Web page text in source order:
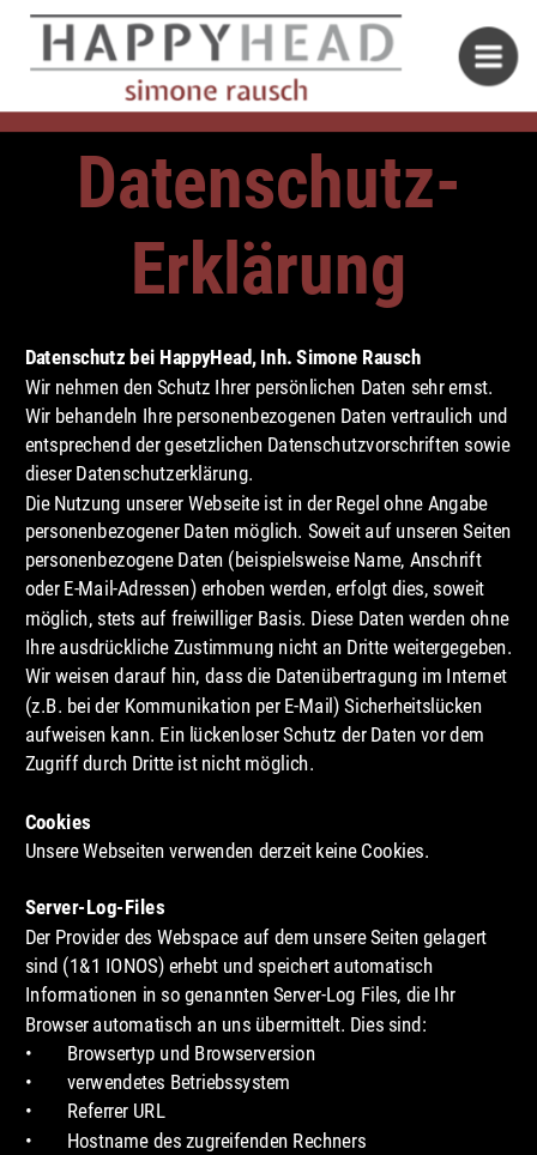
Datenschutz-
Erklärung
Datenschutz bei HappyHead, Inh. Simone Rausch
Wir nehmen den Schutz Ihrer persönlichen Daten sehr ernst.
Wir behandeln Ihre personenbezogenen Daten vertraulich und
entsprechend der gesetzlichen Datenschutzvorschriften sowie
dieser Datenschutzerklärung.
Die Nutzung unserer Webseite ist in der Regel ohne Angabe
personenbezogener Daten möglich. Soweit auf unseren Seiten
personenbezogene Daten (beispielsweise Name, Anschrift
oder E-Mail-Adressen) erhoben werden, erfolgt dies, soweit
möglich, stets auf freiwilliger Basis. Diese Daten werden ohne
Ihre ausdrückliche Zustimmung nicht an Dritte weitergegeben.
Wir weisen darauf hin, dass die Datenübertragung im Internet
(z.B. bei der Kommunikation per E-Mail) Sicherheitslücken
aufweisen kann. Ein lückenloser Schutz der Daten vor dem
Zugriff durch Dritte ist nicht möglich.
Cookies
Unsere Webseiten verwenden derzeit keine Cookies.
Server-Log-Files
Der Provider des Webspace auf dem unsere Seiten gelagert
sind (1&1 IONOS) erhebt und speichert automatisch
Informationen in so genannten Server-Log Files, die Ihr
Browser automatisch an uns übermittelt. Dies sind:
•
Browsertyp und Browserversion
•
verwendetes Betriebssystem
• Referrer URL
•
Hostname des zugreifenden Rechners